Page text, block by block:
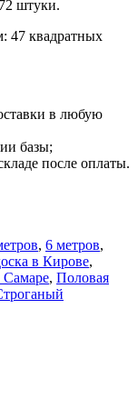
штуки.
47 квадратных
в любую
базы;
после оплаты.
, 6 метров,
в Кирове,
Самаре, Половая